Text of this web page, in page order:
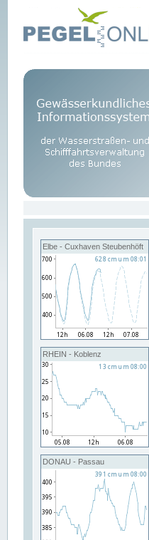
Elbe - Cuxhaven Steubenhöft
RHEIN - Koblenz
DONAU - Passau